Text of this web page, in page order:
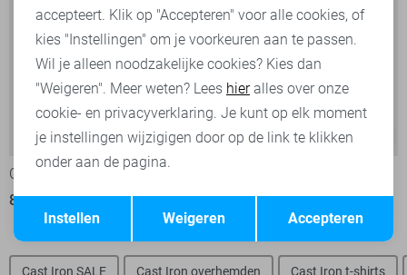
-30%
Cast Iron Jas
84,00 119,99
65,00 129,99
Cast Iron SALE Cast Iron overhemden Cast Iron t-shirts
Terug Opslaan
accepteert. Klik op "Accepteren" voor alle cookies, of
kies "Instellingen" om je voorkeuren aan te passen.
Wil je alleen noodzakelijke cookies? Kies dan
"Weigeren". Meer weten? Lees hieralles over onze
cookie- en privacyverklaring. Je kunt op elk moment
je instellingen wijzigigen door op de link te klikken
onder aan de pagina.
Accepteren
Weigeren
Instellen